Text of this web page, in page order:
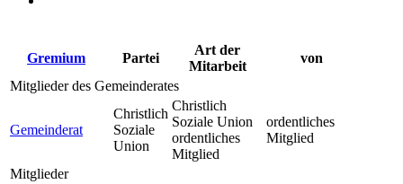
Gremium Partei
Art der
Mitarbeit
von
Mitglieder des Gemeinderates
Gemeinderat
Christlich
Soziale
Union
Christlich
Soziale Union
ordentliches
Mitglied
ordentliches
Mitglied
Mitglieder